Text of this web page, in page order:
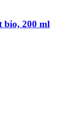
bio, 200 ml